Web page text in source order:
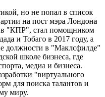
но не попал в список
на пост мэра Лондона
в "КПР", стал помощником
и Тобаго в 2017 году, а
должности в "Маклсфилде"
школе бизнеса, где
медиа и бизнеса.
"виртуального
для поиска талантов и
миру.